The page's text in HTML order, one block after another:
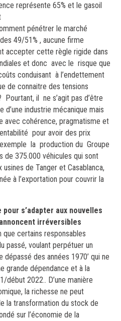
représente 65% et le gasoil
pénétrer le marché
49/51% , aucune firme
accepter cette règle rigide dans
et donc avec le risque que
conduisant à l’endettement
de connaitre des tensions
Pourtant, il ne s’agit pas d’être
industrie mécanique mais
cohérence, pragmatisme et
pour avoir des prix
la production du Groupe
de 375.000 véhicules qui sont
de Tanger et Casablanca,
à l’exportation pour couvrir la
s’adapter aux nouvelles
irréversibles
certains responsables
passé, voulant perpétuer un
des années 1970’ qui ne
grande dépendance et à la
début 2022.. D’une manière
la richesse ne peut
la transformation du stock de
sur l’économie de la